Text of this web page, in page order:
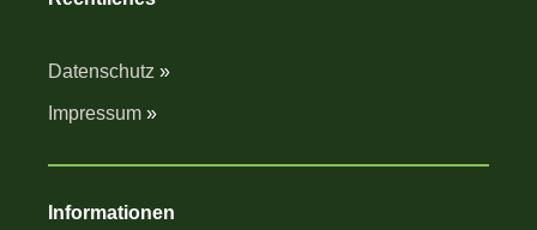
Datenschutz »
Impressum »
Informationen